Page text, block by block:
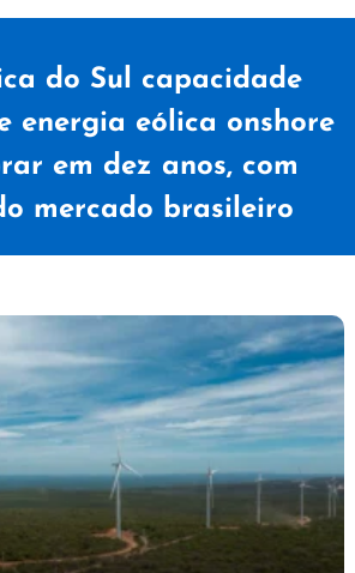
do Sul capacidade
energia eólica onshore
em dez anos, com
mercado brasileiro